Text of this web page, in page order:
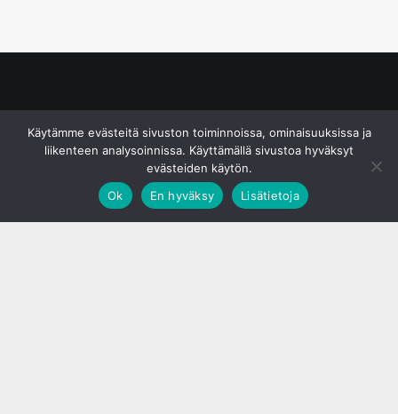
Käytämme evästeitä sivuston toiminnoissa, ominaisuuksissa ja
liikenteen analysoinnissa. Käyttämällä sivustoa hyväksyt
evästeiden käytön.
Ok
En hyväksy Lisätietoja